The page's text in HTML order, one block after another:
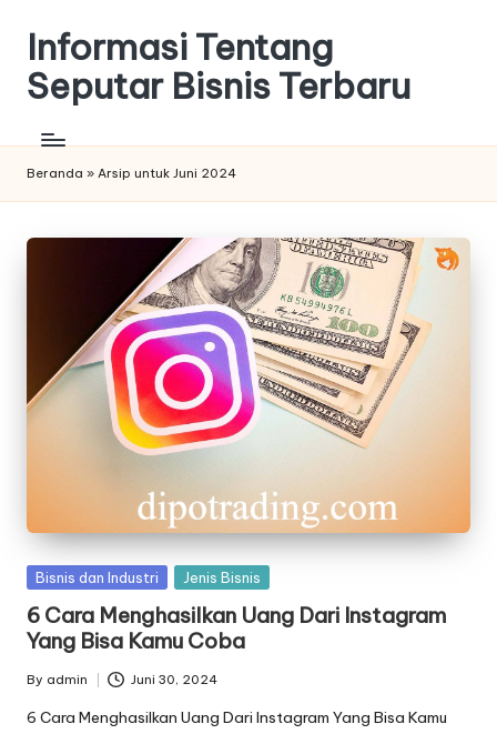
Informasi Tentang
Seputar Bisnis Terbaru
Beranda » Arsip untuk Juni 2024
Posted
Bisnis dan Industri Jenis Bisnis
6 Cara Menghasilkan Uang Dari Instagram
Yang Bisa Kamu Coba
Posted
by
By admin Juni 30, 2024
6 Cara Menghasilkan Uang Dari Instagram Yang Bisa Kamu